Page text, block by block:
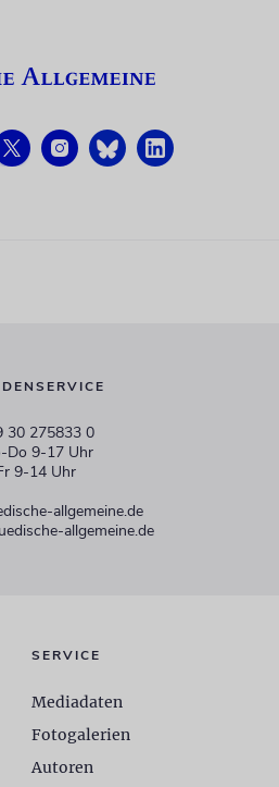
30 275833 0
Do 9-17 Uhr
9-14 Uhr
allgemeine.de
allgemeine.de
SERVICE
Mediadaten
Fotogalerien
Autoren